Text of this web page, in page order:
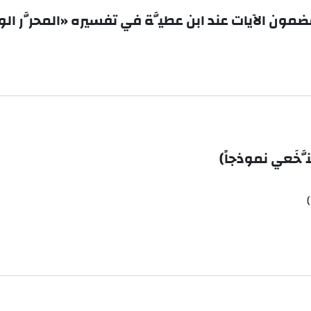
الآيات عند ابن عطيَّة في تفسيره «المحرَّر
نموذجاً)